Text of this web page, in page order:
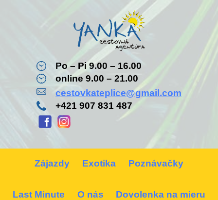
Po – Pi 9.00 – 16.00
online 9.00 – 21.00
cestovkateplice@gmail.com
+421 907 831 487
Zájazdy Exotika Poznávačky
Last Minute O nás Dovolenka na mieru